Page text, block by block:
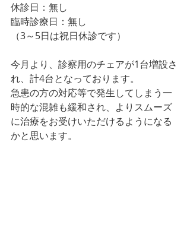
休診日：無し
臨時診療日：無し
（3～5日は祝日休診です）
今月より、診察用のチェアが1台増設さ
れ、計4台となっております。
急患の方の対応等で発生してしまう一
時的な混雑も緩和され、よりスムーズ
に治療をお受けいただけるようになる
かと思います。